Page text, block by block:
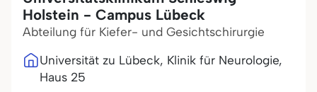
Holstein - Campus Lübeck
Abteilung für Kiefer- und Gesichtschirurgie
Universität zu Lübeck, Klinik für Neurologie,
Haus 25